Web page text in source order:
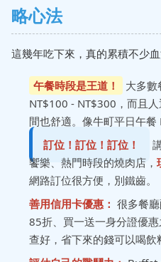
略心法
這幾年吃下來，真的累積不少
午餐時段是王道！
大多數
NT$100 - NT$300，而且
間也舒適。像牛町平日午餐
訂位！訂位！訂位！
饗樂、熱門時段的燒肉店，
網路訂位很方便，別鐵齒。
善用信用卡優惠： 很多餐
85折、買一送一身分證優
查好，省下來的錢可以喝飲